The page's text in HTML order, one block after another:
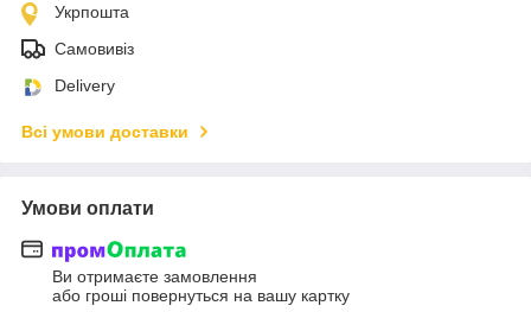
Укрпошта
Самовивіз
Delivery
Всі умови доставки
Умови оплати
Ви отримаєте замовлення
або гроші повернуться на вашу картку